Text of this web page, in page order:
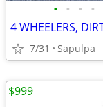
• • • •
7/31 Sapulpa
$999